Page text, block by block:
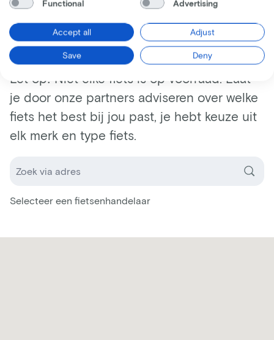
Laat je adviseren
Let op! Niet elke fiets is op voorraad. Laat
je door onze partners adviseren over welke
fiets het best bij jou past, je hebt keuze uit
elk merk en type fiets.
Selecteer een fietsenhandelaar
Functional Advertising
Accept all Adjust
Save Deny